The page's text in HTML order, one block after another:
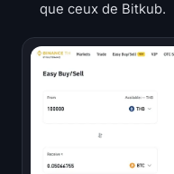
que ceux de Bitkub.